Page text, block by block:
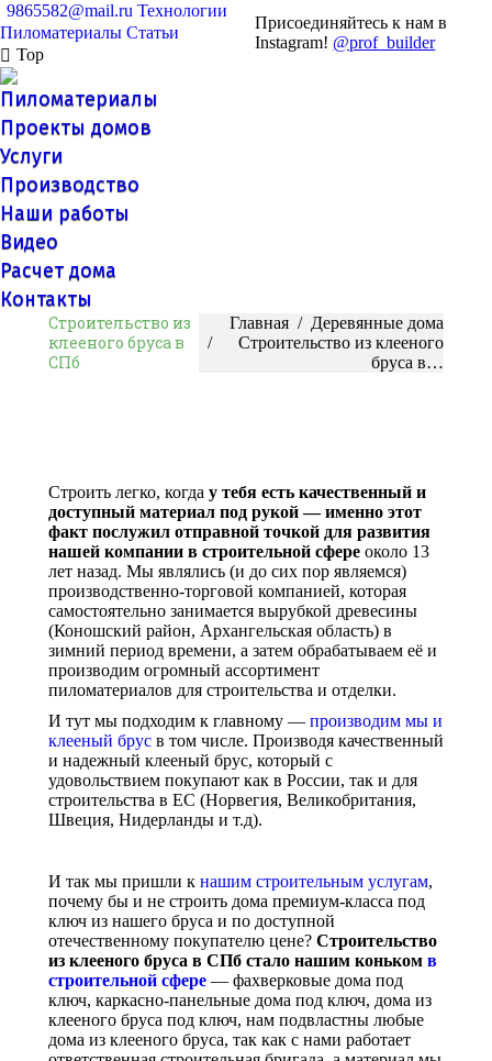
9865582@mail.ru Технологии
Пиломатериалы Статьи
Top
Присоединяйтесь к нам в
Instagram! @prof_builder
Пиломатериалы
Проекты домов
Услуги
Производство
Наши работы
Видео
Расчет дома
Контакты
Строительство из
клееного бруса в
СПб
Вы здесь:
Главная
Деревянные дома
Строительство из клееного
бруса в…
Строить легко, когда у тебя есть качественный и
доступный материал под рукой — именно этот
факт послужил отправной точкой для развития
нашей компании в строительной сфере около 13
лет назад. Мы являлись (и до сих пор являемся)
производственно-торговой компанией, которая
самостоятельно занимается вырубкой древесины
(Коношский район, Архангельская область) в
зимний период времени, а затем обрабатываем её и
производим огромный ассортимент
пиломатериалов для строительства и отделки.
И тут мы подходим к главному — производим мы и
клееный брус в том числе. Производя качественный
и надежный клееный брус, который с
удовольствием покупают как в России, так и для
строительства в ЕС (Норвегия, Великобритания,
Швеция, Нидерланды и т.д).
И так мы пришли к нашим строительным услугам,
почему бы и не строить дома премиум-класса под
ключ из нашего бруса и по доступной
отечественному покупателю цене? Строительство
из клееного бруса в СПб стало нашим коньком в
строительной сфере — фахверковые дома под
ключ, каркасно-панельные дома под ключ, дома из
клееного бруса под ключ, нам подвластны любые
дома из клееного бруса, так как с нами работает